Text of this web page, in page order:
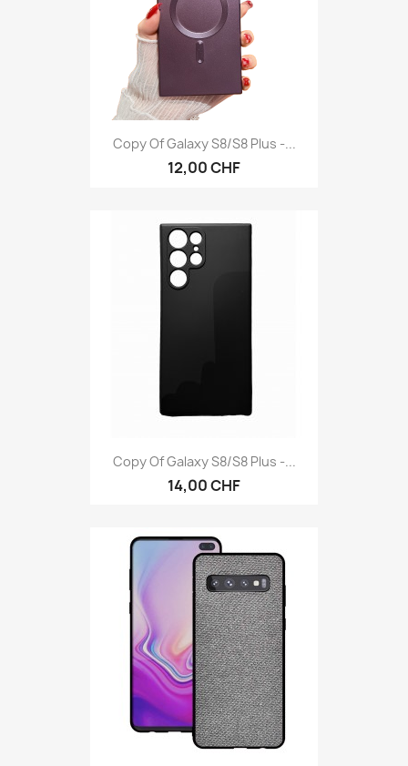
Copy Of Galaxy S8/S8 Plus -...
12,00 CHF
Copy Of Galaxy S8/S8 Plus -...
14,00 CHF